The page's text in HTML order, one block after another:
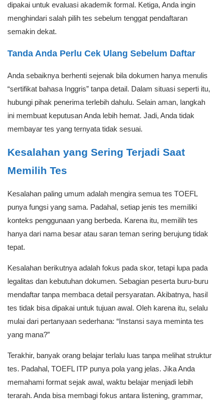
dipakai untuk evaluasi akademik formal. Ketiga, Anda ingin
menghindari salah pilih tes sebelum tenggat pendaftaran
semakin dekat.
Tanda Anda Perlu Cek Ulang Sebelum Daftar
Anda sebaiknya berhenti sejenak bila dokumen hanya menulis
“sertifikat bahasa Inggris” tanpa detail. Dalam situasi seperti itu,
hubungi pihak penerima terlebih dahulu. Selain aman, langkah
ini membuat keputusan Anda lebih hemat. Jadi, Anda tidak
membayar tes yang ternyata tidak sesuai.
Kesalahan yang Sering Terjadi Saat
Memilih Tes
Kesalahan paling umum adalah mengira semua tes TOEFL
punya fungsi yang sama. Padahal, setiap jenis tes memiliki
konteks penggunaan yang berbeda. Karena itu, memilih tes
hanya dari nama besar atau saran teman sering berujung tidak
tepat.
Kesalahan berikutnya adalah fokus pada skor, tetapi lupa pada
legalitas dan kebutuhan dokumen. Sebagian peserta buru-buru
mendaftar tanpa membaca detail persyaratan. Akibatnya, hasil
tes tidak bisa dipakai untuk tujuan awal. Oleh karena itu, selalu
mulai dari pertanyaan sederhana: “Instansi saya meminta tes
yang mana?”
Terakhir, banyak orang belajar terlalu luas tanpa melihat struktur
tes. Padahal, TOEFL ITP punya pola yang jelas. Jika Anda
memahami format sejak awal, waktu belajar menjadi lebih
terarah. Anda bisa membagi fokus antara listening, grammar,